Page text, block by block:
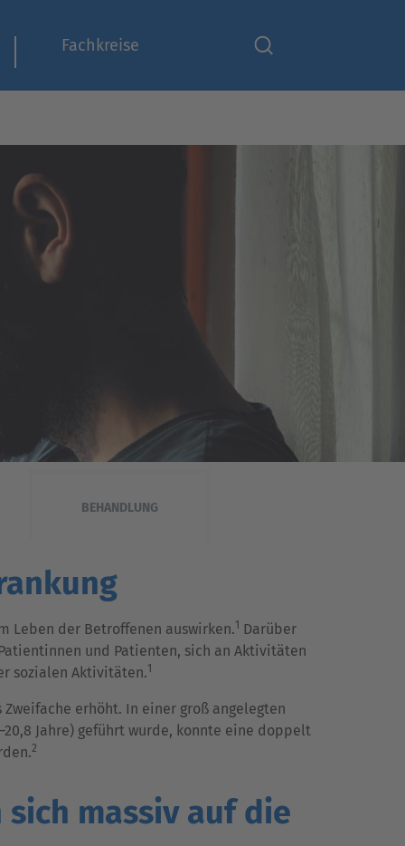
Fachkreise
BEHANDLUNG
Leben der Betroffenen auswirken.1 Darüber
und Patienten, sich an Aktivitäten
sozialen Aktivitäten.1
erhöht. In einer groß angelegten
Jahre) geführt wurde, konnte eine doppelt
2
massiv auf die